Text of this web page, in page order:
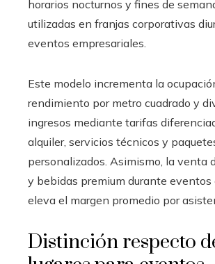
horarios nocturnos y fines de
utilizadas en franjas corporativas
eventos empresariales.
Este modelo incrementa la
rendimiento por metro cuadrado y
ingresos mediante tarifas
alquiler, servicios técnicos y
personalizados. Asimismo, la venta
y bebidas premium durante eventos
eleva el margen promedio por
Distinción respecto